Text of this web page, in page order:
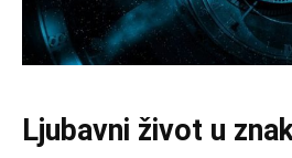
Ljubavni život u